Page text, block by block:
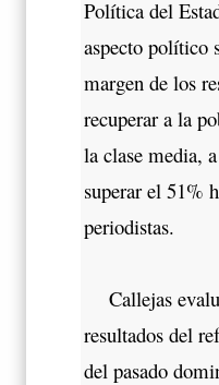
Política del
aspecto político
margen de los
recuperar a la
la clase media,
superar el 51%
periodistas.
Callejas
resultados del
del pasado